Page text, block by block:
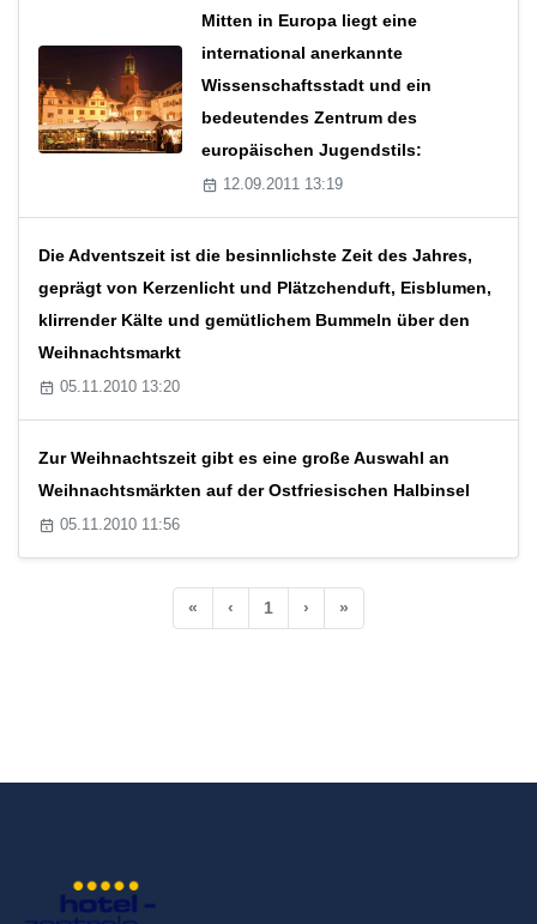
Mitten in Europa liegt eine
international anerkannte
Wissenschaftsstadt und ein
bedeutendes Zentrum des
europäischen Jugendstils:
12.09.2011 13:19
Die Adventszeit ist die besinnlichste Zeit des Jahres,
geprägt von Kerzenlicht und Plätzchenduft, Eisblumen,
klirrender Kälte und gemütlichem Bummeln über den
Weihnachtsmarkt
05.11.2010 13:20
Zur Weihnachtszeit gibt es eine große Auswahl an
Weihnachtsmärkten auf der Ostfriesischen Halbinsel
05.11.2010 11:56
« ‹ 1 › »